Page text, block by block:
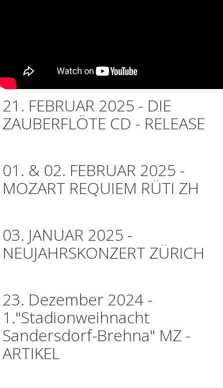
21. FEBRUAR 2025 - DIE
ZAUBERFLÖTE CD - RELEASE
01. & 02. FEBRUAR 2025 -
MOZART REQUIEM RÜTI ZH
03. JANUAR 2025 -
NEUJAHRSKONZERT ZÜRICH
23. Dezember 2024 -
1."Stadionweihnacht
Sandersdorf-Brehna" MZ -
ARTIKEL